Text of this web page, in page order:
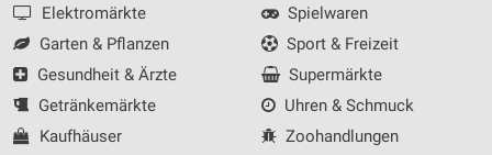
Elektromärkte
Garten & Pflanzen
Gesundheit & Ärzte
Getränkemärkte
Kaufhäuser
Spielwaren
Sport & Freizeit
Supermärkte
Uhren & Schmuck
Zoohandlungen